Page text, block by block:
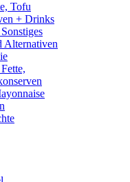
Tofu
+ Drinks
Alternativen